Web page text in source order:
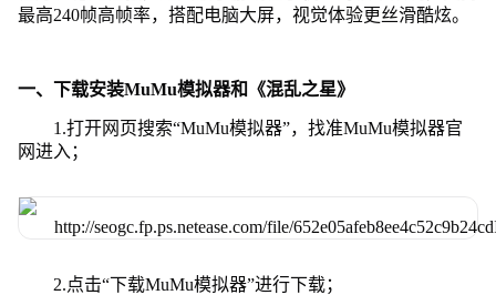
最高240帧高帧率，搭配电脑大屏，视觉体验更丝滑酷炫。
一、下载安装MuMu模拟器和《混乱之星》
1.打开网页搜索“MuMu模拟器”，找准MuMu模拟器官
网进入；
2.点击“下载MuMu模拟器”进行下载；